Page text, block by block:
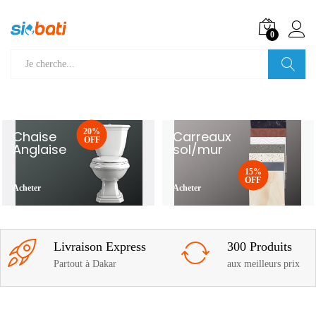
0
Chaise
Anglaise
Acheter
20%
OFF
Carreaux
sol/mur
Acheter
15%
OFF
Livraison Express
Partout à Dakar
300 Produits
aux meilleurs prix